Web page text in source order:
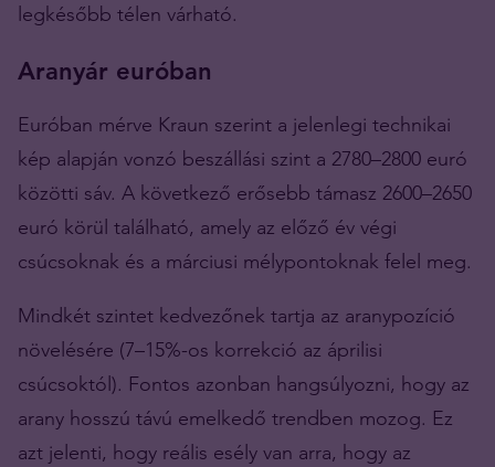
legkésőbb télen várható.
Aranyár euróban
Euróban mérve Kraun szerint a jelenlegi technikai
kép alapján vonzó beszállási szint a 2780–2800 euró
közötti sáv. A következő erősebb támasz 2600–2650
euró körül található, amely az előző év végi
csúcsoknak és a márciusi mélypontoknak felel meg.
Mindkét szintet kedvezőnek tartja az aranypozíció
növelésére (7–15%-os korrekció az áprilisi
csúcsoktól). Fontos azonban hangsúlyozni, hogy az
arany hosszú távú emelkedő trendben mozog. Ez
azt jelenti, hogy reális esély van arra, hogy az